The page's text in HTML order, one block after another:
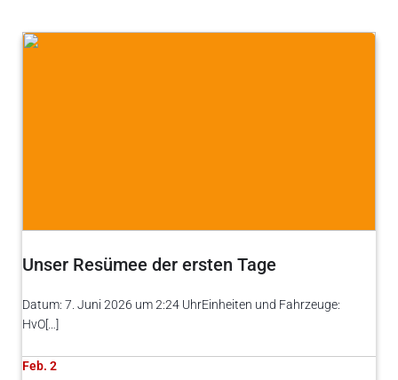
Unser Resümee der ersten Tage
Datum: 7. Juni 2026 um 2:24 UhrEinheiten und Fahrzeuge:
HvO[…]
Feb. 2